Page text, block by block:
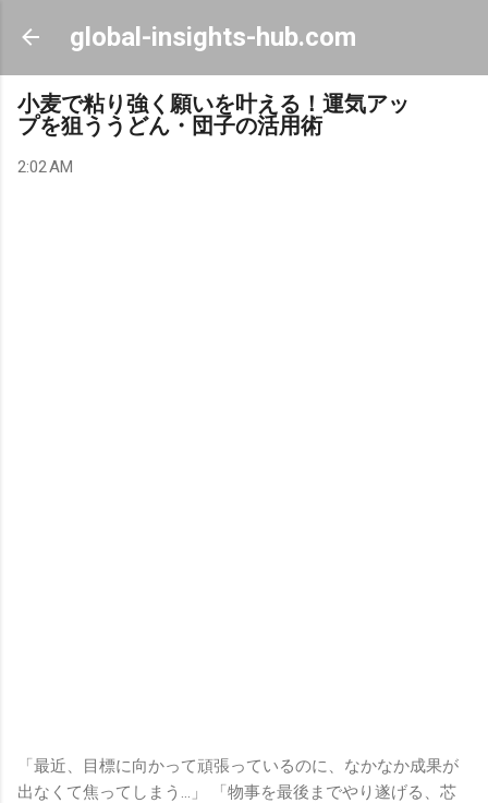
Skip to main content
global-insights-hub.com
小麦で粘り強く願いを叶える！運気アッ
プを狙ううどん・団子の活用術
2:02 AM
「最近、目標に向かって頑張っているのに、なかなか成果が
出なくて焦ってしまう…」 「物事を最後までやり遂げる、芯